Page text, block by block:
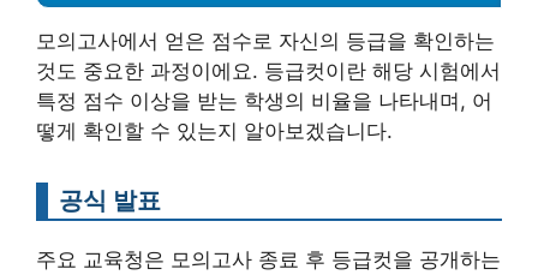
모의고사에서 얻은 점수로 자신의 등급을 확인하는
것도 중요한 과정이에요. 등급컷이란 해당 시험에서
특정 점수 이상을 받는 학생의 비율을 나타내며, 어
떻게 확인할 수 있는지 알아보겠습니다.
공식 발표
주요 교육청은 모의고사 종료 후 등급컷을 공개하는